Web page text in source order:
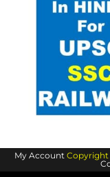
My Account Copyright